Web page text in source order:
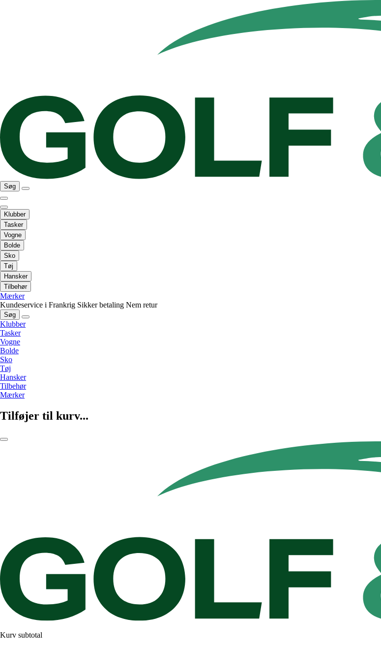
Søg
Klubber
Tasker
Vogne
Bolde
Sko
Tøj
Hansker
Tilbehør
Mærker
Kundeservice i Frankrig Sikker betaling Nem retur
Søg
Klubber
Tasker
Vogne
Bolde
Sko
Tøj
Hansker
Tilbehør
Mærker
Tilføjer til kurv...
Kurv subtotal